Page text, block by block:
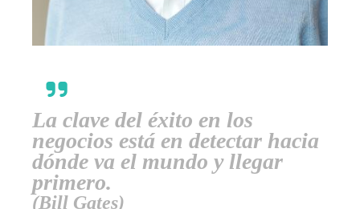
La clave del éxito en los
negocios está en detectar hacia
dónde va el mundo y llegar
primero.
(Bill Gates)